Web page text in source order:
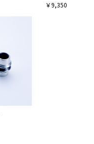
￥9,350